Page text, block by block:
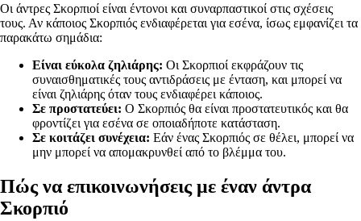
Οι άντρες Σκορπιοί είναι έντονοι και συναρπαστικοί στις σχέσεις
τους. Αν κάποιος Σκορπιός ενδιαφέρεται για εσένα, ίσως εμφανίζει τα
παρακάτω σημάδια:
Είναι εύκολα ζηλιάρης: Οι Σκορπιοί εκφράζουν τις
συναισθηματικές τους αντιδράσεις με ένταση, και μπορεί να
είναι ζηλιάρης όταν τους ενδιαφέρει κάποιος.
Σε προστατεύει: Ο Σκορπιός θα είναι προστατευτικός και θα
φροντίζει για εσένα σε οποιαδήποτε κατάσταση.
Σε κοιτάζει συνέχεια: Εάν ένας Σκορπιός σε θέλει, μπορεί να
μην μπορεί να απομακρυνθεί από το βλέμμα του.
Πώς να επικοινωνήσεις με έναν άντρα
Σκορπιό